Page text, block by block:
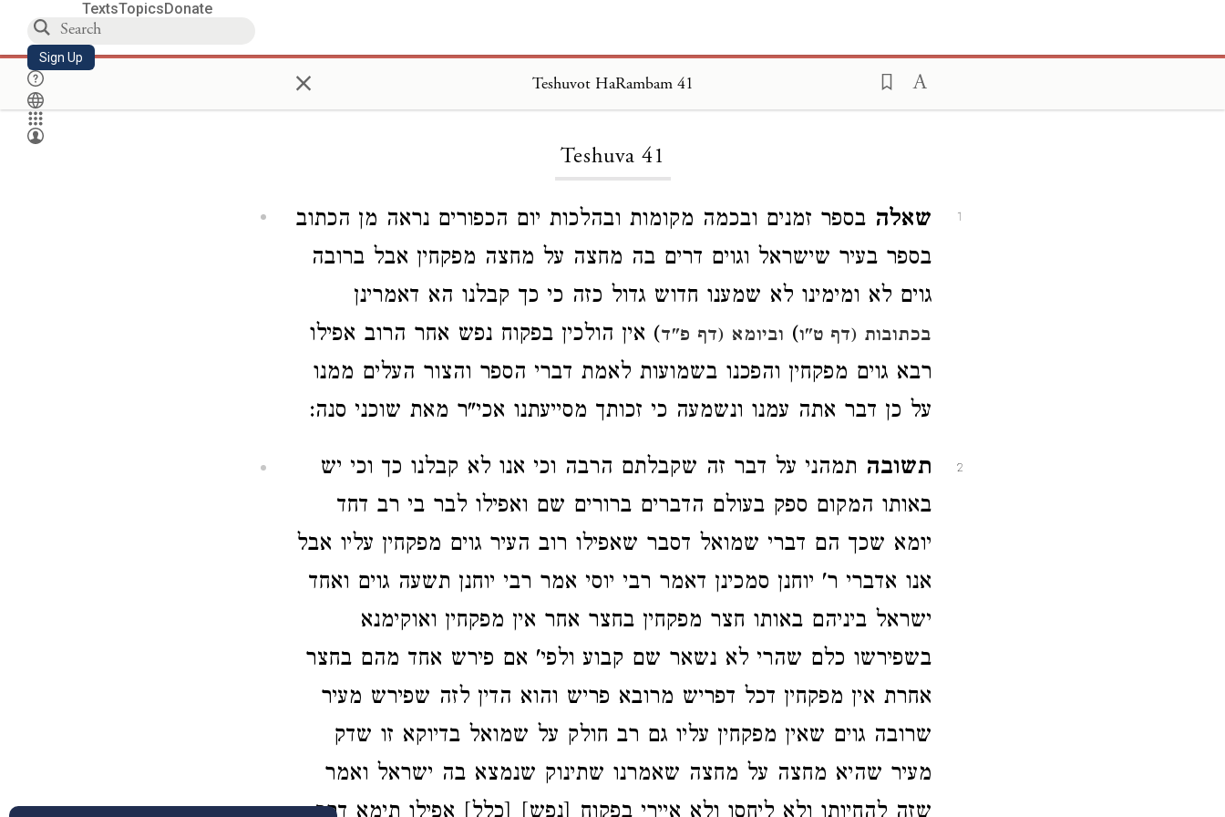
TextsTopicsDonate
Sign Up × Teshuvot HaRambam 41
Teshuva 41
1 שאלה בספר זמנים ובכמה מקומות ובהלכות יום הכפורים נראה מן הכתוב
בספר בעיר שישראל וגוים דרים בה מחצה על מחצה מפקחין אבל ברובה
גוים לא ומימינו לא שמענו חדוש גדול כזה כי כך קבלנו הא דאמרינן
בכתובות (דף ט"ו) וביומא (דף פ"ד) אין הולכין בפקוח נפש אחר הרוב אפילו
רבא גוים מפקחין והפכנו בשמועות לאמת דברי הספר והצור העלים ממנו
על כן דבר אתה עמנו ונשמעה כי זכותך מסייעתנו אכי"ר מאת שוכני סנה:
2 תשובה תמהני על דבר זה שקבלתם הרבה וכי אנו לא קבלנו כך וכי יש
באותו המקום ספק בעולם הדברים ברורים שם ואפילו לבר בי רב דחד
יומא שכך הם דברי שמואל דסבר שאפילו רוב העיר גוים מפקחין עליו אבל
אנו אדברי ר' יוחנן סמכינן דאמר רבי יוסי אמר רבי יוחנן תשעה גוים ואחד
ישראל ביניהם באותו חצר מפקחין בחצר אחר אין מפקחין ואוקימנא
בשפירשו כלם שהרי לא נשאר שם קבוע ולפי' אם פירש אחד מהם בחצר
אחרת אין מפקחין דכל דפריש מרובא פריש והוא הדין לזה שפירש מעיר
שרובה גוים שאין מפקחין עליו גם רב חולק על שמואל בדיוקא זו שדק
מעיר שהיא מחצה על מחצה שאמרנו שתינוק שנמצא בה ישראל ואמר